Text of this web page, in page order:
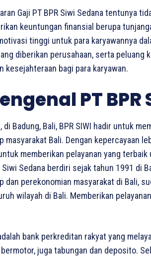
Gaji PT BPR Siwi Sedana tentunya
keuntungan finansial berupa
tinggi untuk para karyawannya
diberikan perusahaan, serta peluang
kesejahteraan bagi para karyawan.
PT BPR
Badung, Bali, BPR SIWI hadir untuk
masyarakat Bali. Dengan kepercayaan
memberikan pelayanan yang terbaik
Sedana berdiri sejak tahun 1991 di
dan perekonomian masyarakat di Bali,
wilayah di Bali. Memberikan
adalah bank perkreditan rakyat yang
juga tabungan dan deposito.